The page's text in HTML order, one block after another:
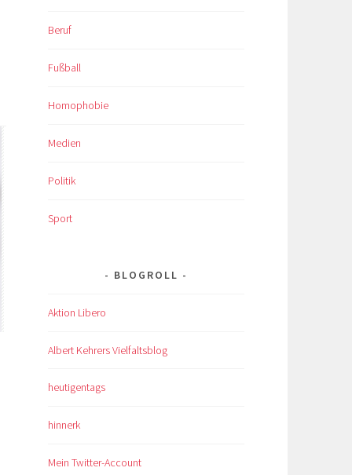
Beruf
Fußball
Homophobie
Medien
Politik
Sport
BLOGROLL
Aktion Libero
Albert Kehrers Vielfaltsblog
heutigentags
hinnerk
Mein Twitter-Account